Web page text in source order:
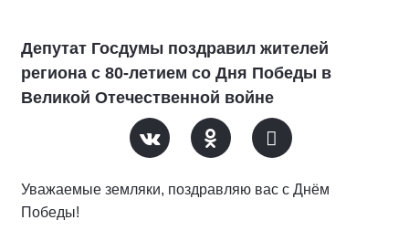
Депутат Госдумы поздравил жителей
региона с 80-летием со Дня Победы в
Великой Отечественной войне
Уважаемые земляки, поздравляю вас с Днём
Победы!